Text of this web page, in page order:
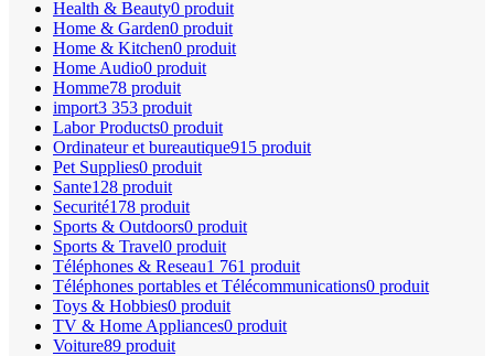
Health & Beauty0 produit
Home & Garden0 produit
Home & Kitchen0 produit
Home Audio0 produit
Homme78 produit
import3 353 produit
Labor Products0 produit
Ordinateur et bureautique915 produit
Pet Supplies0 produit
Sante128 produit
Securité178 produit
Sports & Outdoors0 produit
Sports & Travel0 produit
Téléphones & Reseau1 761 produit
Téléphones portables et Télécommunications0 produit
Toys & Hobbies0 produit
TV & Home Appliances0 produit
Voiture89 produit